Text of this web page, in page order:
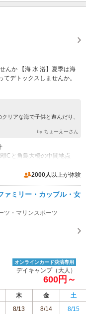
んか 【海 水 浴】夏季は海
トックスしませんか。
リアな海で子供と遊んだり、
by ちょーえーさん
と角島大橋の中間地点
シーズン外のご利用はお問
土日祝 8～18時 開催：イ
2000人 以上が体験
ミリー・カップル・女
ツ・マリンスポーツ
オンラインカード決済専用
デイキャンプ（大人）
600円～
木 金
土
8/13 8/14 8/15